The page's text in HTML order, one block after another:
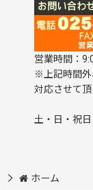
営業時間：
※上記時間外
対応させて頂
土・日・祝日
ホーム